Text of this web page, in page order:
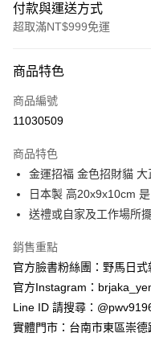
付款與運送方式
超取滿NT$999免運
信用卡一次付款
信用卡分期付款
合作金庫商業銀行
華南商業銀行
上海商業儲蓄銀行
國泰世華商業銀行
匯豐（台灣）商業銀行
聯邦商業銀行
玉山商業銀行
台新國際商業銀行
台灣樂天信用卡公司
超商取貨付款
LINE Pay
街口支付
悠遊付
Google Pay
商品特色
商品編號
11030509
商品特色
金運招福 金色招財貓
日本製 高20x9x10cm
送禮或自家及工作場所
銷售重點
官方臉書粉絲團：野馬日式
官方Instagram：
Line ID 請搜尋：
實體門市：台南市東區崇